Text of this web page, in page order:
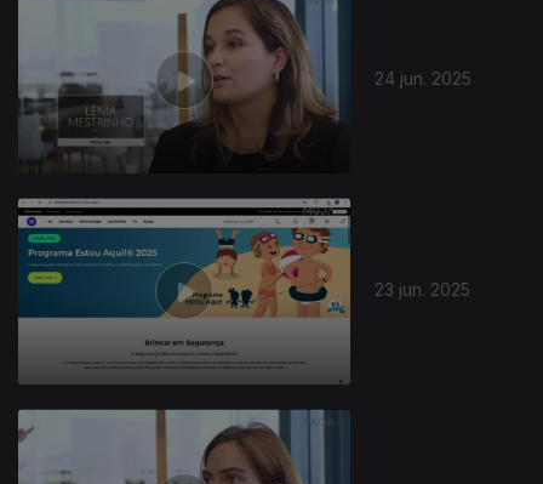
24 jun. 2025
23 jun. 2025